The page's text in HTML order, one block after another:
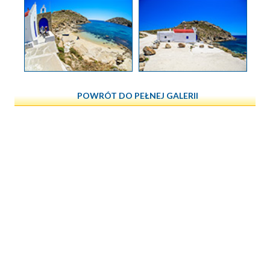
POWRÓT DO PEŁNEJ GALERII